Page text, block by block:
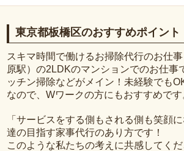
東京都板橋区のおすすめポイント
スキマ時間で働けるお掃除代行のお仕
原駅）の2LDKのマンションでのお仕事
ッチン掃除などがメイン！未経験でも
なので、Wワークの方にもおすすめです
「サービスをする側もされる側も笑顔
達の目指す家事代行のあり方です！
このような私たちの考えに共感してく